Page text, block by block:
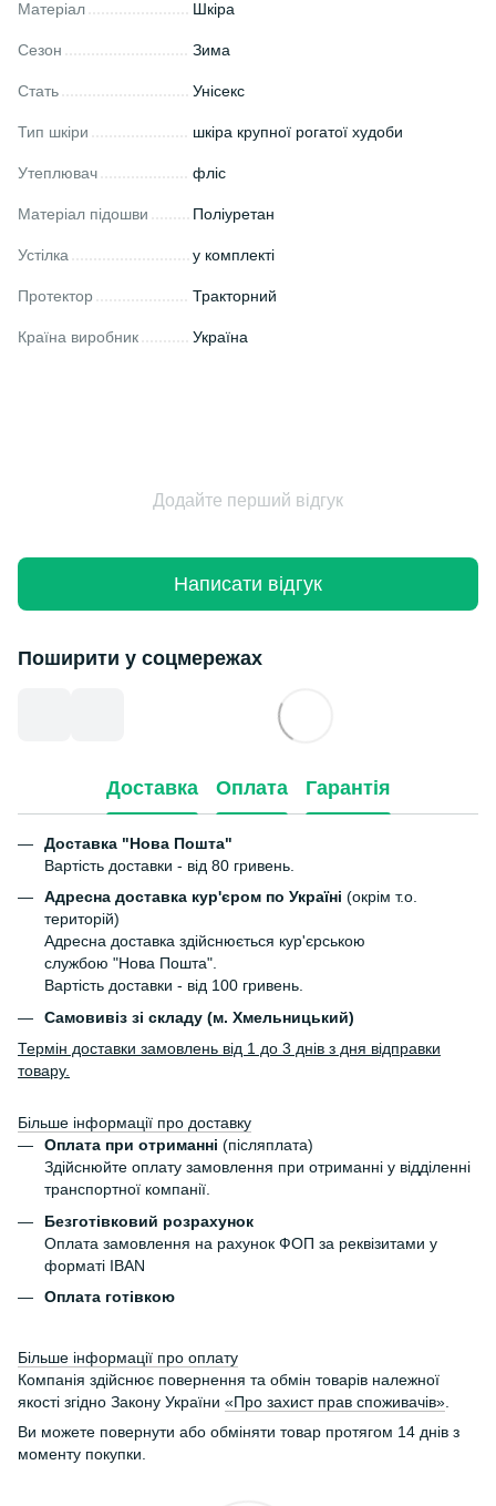
Матеріал Шкіра
Сезон Зима
Стать Унісекс
Тип шкіри шкіра крупної рогатої худоби
Утеплювач фліс
Матеріал підошви Поліуретан
Устілка у комплекті
Протектор Тракторний
Країна виробник Україна
Додайте перший відгук
Написати відгук
Поширити у соцмережах
Доставка Оплата Гарантія
Доставка "Нова Пошта"
Вартість доставки - від 80 гривень.
Адресна доставка кур'єром по Україні (окрім т.о.
територій)
Адресна доставка здійснюється кур'єрською
службою "Нова Пошта".
Вартість доставки - від 100 гривень.
Самовивіз зі складу (м. Хмельницький)
Термін доставки замовлень від 1 до 3 днів з дня відправки
товару.
Більше інформації про доставку
Оплата при отриманні (післяплата)
Здійснюйте оплату замовлення при отриманні у відділенні
транспортної компанії.
Безготівковий розрахунок
Оплата замовлення на рахунок ФОП за реквізитами у
форматі IBAN
Оплата готівкою
Більше інформації про оплату
Компанія здійснює повернення та обмін товарів належної
якості згідно Закону України «Про захист прав споживачів».
Ви можете повернути або обміняти товар протягом 14 днів з
моменту покупки.